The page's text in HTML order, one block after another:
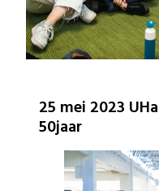
25 mei 2023 UHasselt taart traktatie
50jaar